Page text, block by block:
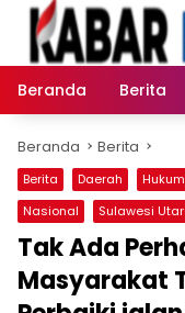
Langsung
konten
Beranda
Berita
Beranda Berita
Berita Daerah
Nasional
Sulawesi
Tak Ada
Masyarakat